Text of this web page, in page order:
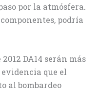
por la atmósfera.
podría
DA14 serán más
que el
al bombardeo